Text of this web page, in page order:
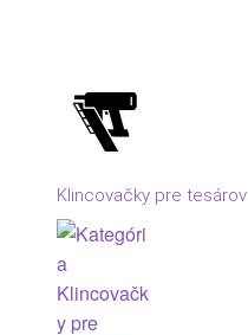
Klincovačky pre tesárov